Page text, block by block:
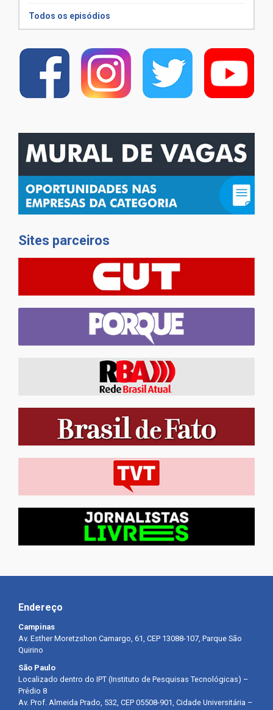
Todos os episódios
Sites parceiros
Endereço
Campinas
Av. Esther Moretzshon Camargo, 61, CEP 13088-107, Parque São
Quirino
São Paulo
Localizado dentro do IPT (Instituto de Pesquisas Tecnológicas) –
Prédio 8
Av. Prof. Almeida Prado, 532, CEP 05508-901, Cidade Universitária –